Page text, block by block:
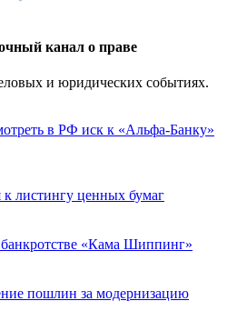
канал о праве
и юридических событиях.
в РФ иск к «Альфа-Банку»
листингу ценных бумаг
«Кама Шиппинг»
пошлин за модернизацию